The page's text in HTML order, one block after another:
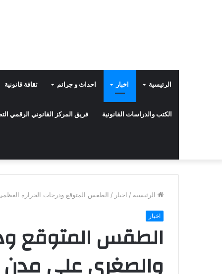
الرئيسية اخبار احداث و جرائم ثقافة قانونية
الكتب والدراسات القانونية فريق المركز القانوني الرقمي
الرئيسية / اخبار / الطقس المتوقع ودرجات الحرارة
اخبار
الطقس المتوقع
والصغرى على مدن